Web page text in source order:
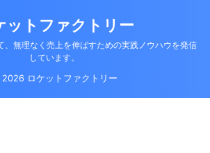
ットファクトリー
、無理なく売上を伸ばすための実践ノウハウを発信
しています。
ロケットファクトリー